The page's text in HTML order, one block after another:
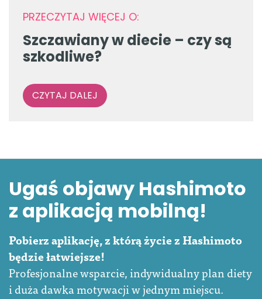
PRZECZYTAJ WIĘCEJ O:
Szczawiany w diecie – czy są
szkodliwe?
CZYTAJ DALEJ
Ugaś objawy Hashimoto
z aplikacją mobilną!
Pobierz aplikację, z którą życie z Hashimoto
będzie łatwiejsze!
Profesjonalne wsparcie, indywidualny plan diety
i duża dawka motywacji w jednym miejscu.